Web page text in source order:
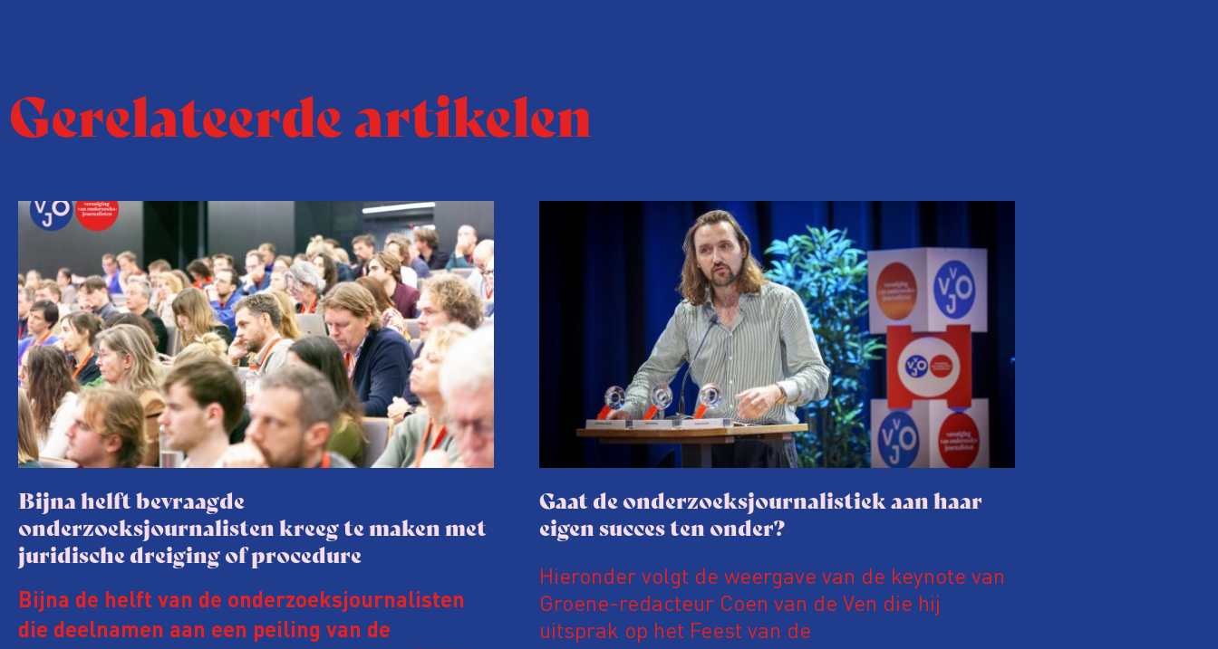
Gerelateerde artikelen
Bijna helft bevraagde
onderzoeksjournalisten kreeg te maken met
juridische dreiging of procedure
Bijna de helft van de onderzoeksjournalisten
die deelnamen aan een peiling van de
Gaat de onderzoeksjournalistiek aan haar
eigen succes ten onder?
Hieronder volgt de weergave van de keynote van
Groene-redacteur Coen van de Ven die hij
uitsprak op het Feest van de